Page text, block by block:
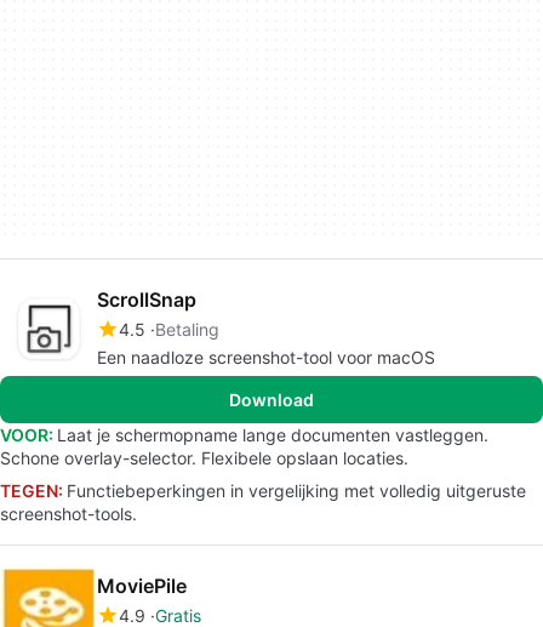
ScrollSnap
4.5 Betaling
Een naadloze screenshot-tool voor macOS
Download
VOOR: Laat je schermopname lange documenten vastleggen.
Schone overlay-selector. Flexibele opslaan locaties.
TEGEN: Functiebeperkingen in vergelijking met volledig uitgeruste
screenshot-tools.
MoviePile
4.9 Gratis